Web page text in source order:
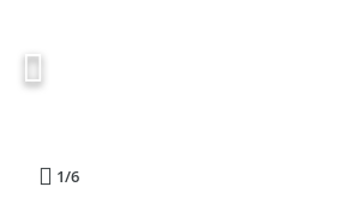
1/6